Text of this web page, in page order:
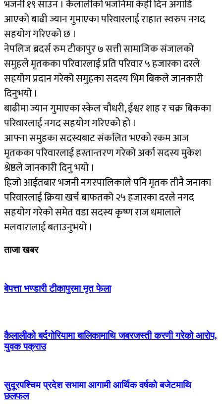
भजनी १९ साउन । कैलालीको भजनिमा केही दिन अगाडि
आएको बाढी ज्यान गुमाएका परिवारलाई राहात स्वरुप नगद
सहयोग गरिएको छ ।
नेपलिज ब्रदर्स रुम टीकापुर ७ सत्ती सामाजिक संजालको
समुहले मृतकका परिवारलाई प्रति परिवार ५ हजारका दरले
सहयोग प्रदान गरेको समुहका सदस्य भिम बिकले जानकारी
दिनुभयो ।
बाढीमा ज्यान गुमाएका स्केल चौधरी, ईश्वर शाह र चक्र बिकका
परिवारलाई नगद सहयोग गरिएकोे हो ।
आफ्ना समुहका सदस्यबाट संकलित भएको रकम आज
मृतकका परिवारलाई हस्तान्तरण गरेको अर्का सदस्य मुकेश
श्रेष्ठले जानकारी दिनु भयो ।
हिजो आईतबार भजनी नगरपालिकाले पनि मृतक तीनै जनाका
परिवारलाई क्रिया खर्च बाफतको २५ हजारका दरले नगद
सहयोग गरेको समेत वडा सदस्य कृष्ण राज धमालाले
मलवारालाई बताउनुभयो ।
ताजा खबर
बेपत्ता भण्डारी टीकापुरमा मृत फेला
कैलालीको बर्दगोरियामा बालिकामाथि जबरजस्ती करणी गरेको आरोप,
युवक पक्राउ
सुदूरपश्चिम प्रदेश सभामा आगामी आर्थिक वर्षको बजेटमाथि
छलफल